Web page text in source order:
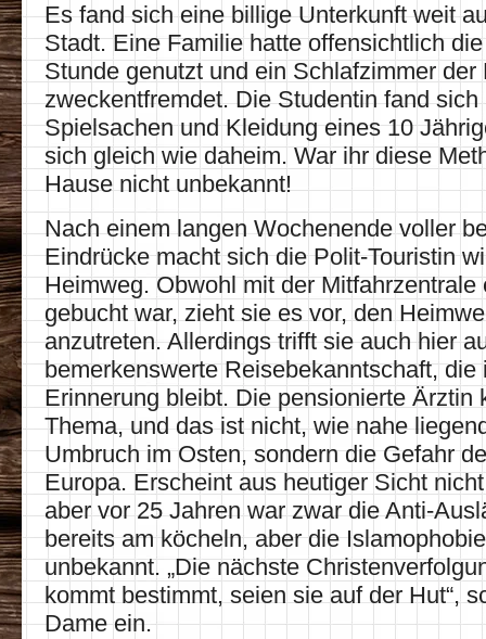
Es fand sich eine billige Unterkunft weit
Stadt. Eine Familie hatte offensichtlich
Stunde genutzt und ein Schlafzimmer der
zweckentfremdet. Die Studentin fand
Spielsachen und Kleidung eines 10
sich gleich wie daheim. War ihr diese
Hause nicht unbekannt!
Nach einem langen Wochenende voller
Eindrücke macht sich die Polit-Touristin
Heimweg. Obwohl mit der Mitfahrzentrale
gebucht war, zieht sie es vor, den
anzutreten. Allerdings trifft sie auch hier
bemerkenswerte Reisebekanntschaft, die
Erinnerung bleibt. Die pensionierte Ärztin
Thema, und das ist nicht, wie nahe
Umbruch im Osten, sondern die Gefahr
Europa. Erscheint aus heutiger Sicht
aber vor 25 Jahren war zwar die Anti-
bereits am köcheln, aber die
unbekannt. „Die nächste
kommt bestimmt, seien sie auf der Hut“,
Dame ein.